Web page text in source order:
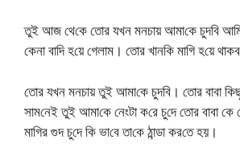
তুই আজ থে‌কে তোর যখন মনচায় আমা‌কে চুদ‌বি
কেনা বা‌দি হ‌য়ে গেলাম। তোর খান‌কি মা‌গি হ‌য়ে
তোর যখন মনচায় তুই আমা‌কে চুদ‌বি। তোর বাবা
সাম‌নেই তুই আমা‌কে নেংটা ক‌রে চু‌দে তোর বাবা কে
মা‌গির গুদ চু‌দে কি ভা‌বে তা‌কে ঠান্ডা কর‌তে হয়।